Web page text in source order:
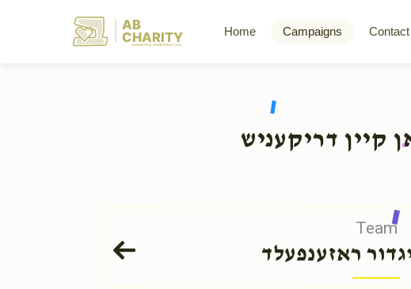
AB
CHARITY
powerd by ahblicklive.com
Home Campaigns
קיין דריקעניש
Team
ראזענפעלד